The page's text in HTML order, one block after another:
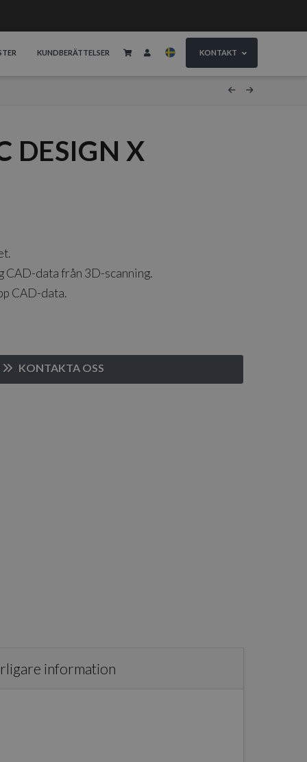
KUNDBERÄTTELSER KONTAKT
DESIGN X
data från 3D-scanning.
CAD-data.
KONTAKTA OSS
information